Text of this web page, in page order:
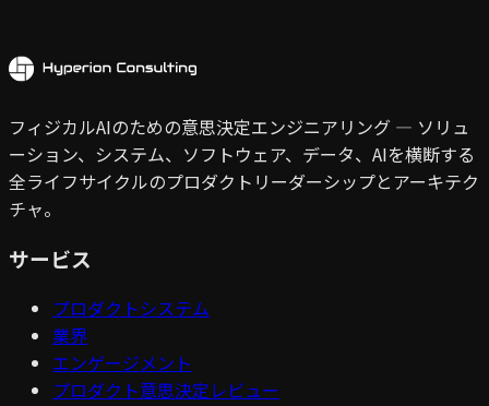
フィジカルAIのための意思決定エンジニアリング — ソリュ
ーション、システム、ソフトウェア、データ、AIを横断する
全ライフサイクルのプロダクトリーダーシップとアーキテク
チャ。
サービス
プロダクトシステム
業界
エンゲージメント
プロダクト意思決定レビュー